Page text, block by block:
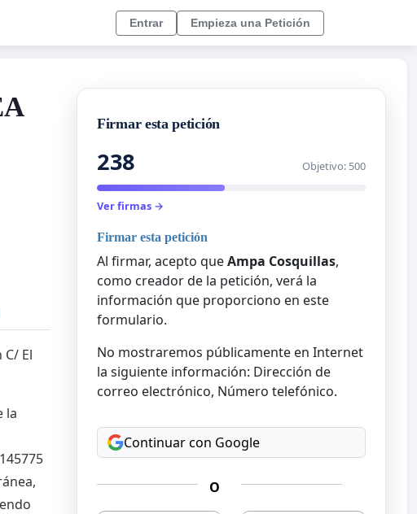
Entrar Empieza una Petición
El
la
Firmar esta petición
238 Objetivo: 500
Ver firmas →
Firmar esta petición
Al firmar, acepto queAmpa Cosquillas,
como creador de la petición, verá la
información que proporciono en este
formulario.
No mostraremos públicamente en Internet
la siguiente información: Dirección de
correo electrónico, Número telefónico.
Continuar con Google
O